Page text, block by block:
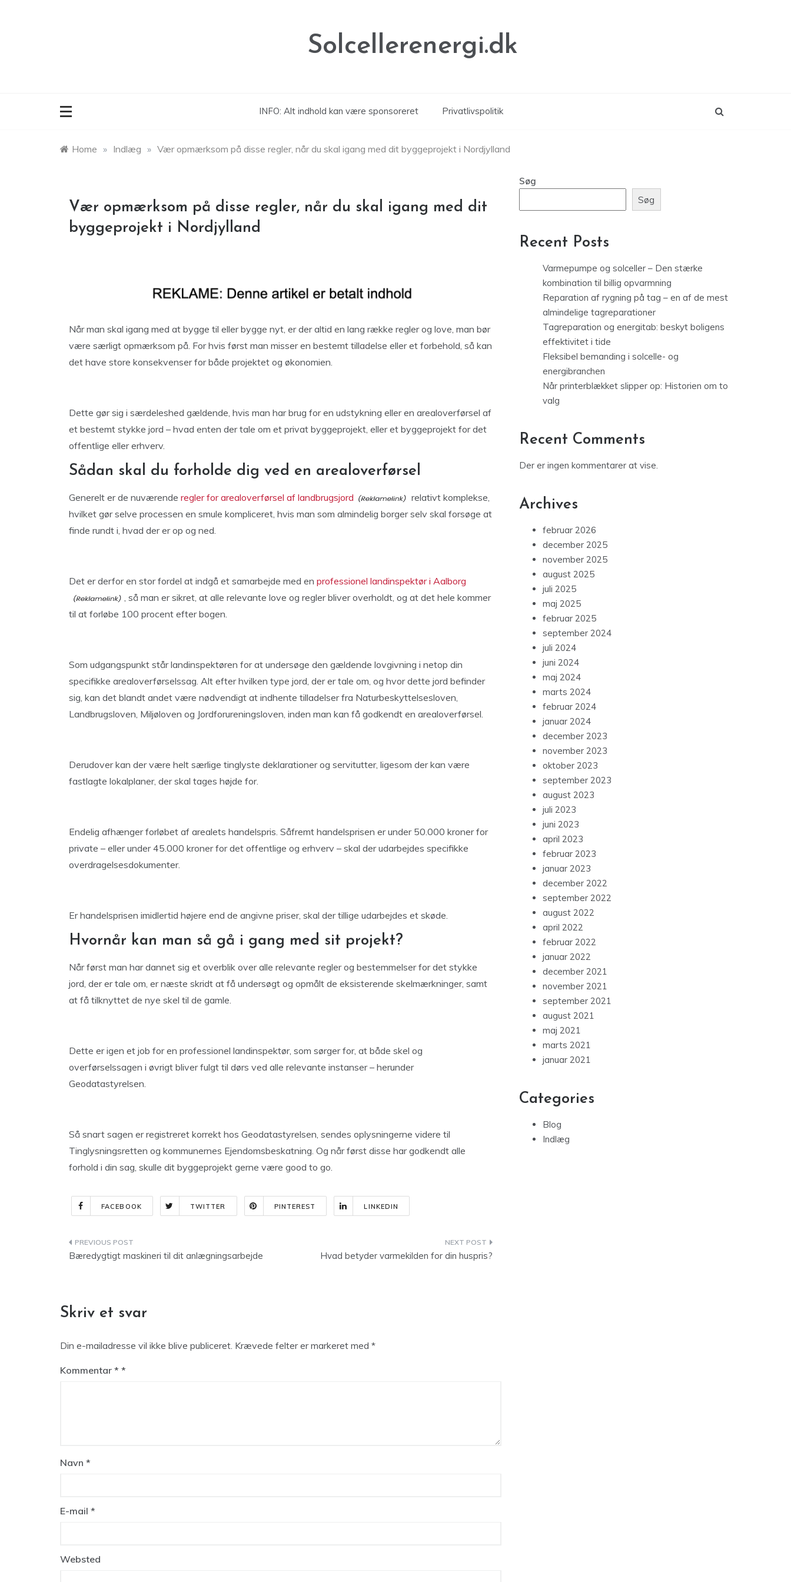
Solcellerenergi.dk
INFO: Alt indhold kan være sponsoreret Privatlivspolitik
Home » Indlæg » Vær opmærksom på disse regler, når du skal igang med dit byggeprojekt i Nordjylland
Vær opmærksom på disse regler, når du skal igang med dit
byggeprojekt i Nordjylland
Når man skal igang med at bygge til eller bygge nyt, er der altid en lang række regler og love, man bør
være særligt opmærksom på. For hvis først man misser en bestemt tilladelse eller et forbehold, så kan
det have store konsekvenser for både projektet og økonomien.
Dette gør sig i særdeleshed gældende, hvis man har brug for en udstykning eller en arealoverførsel af
et bestemt stykke jord – hvad enten der tale om et privat byggeprojekt, eller et byggeprojekt for det
offentlige eller erhverv.
Sådan skal du forholde dig ved en arealoverførsel
Generelt er de nuværende regler for arealoverførsel af landbrugsjord
relativt komplekse,
hvilket gør selve processen en smule kompliceret, hvis man som almindelig borger selv skal forsøge at
finde rundt i, hvad der er op og ned.
Det er derfor en stor fordel at indgå et samarbejde med en professionel landinspektør i Aalborg
, så man er sikret, at alle relevante love og regler bliver overholdt, og at det hele kommer
til at forløbe 100 procent efter bogen.
Som udgangspunkt står landinspektøren for at undersøge den gældende lovgivning i netop din
specifikke arealoverførselssag. Alt efter hvilken type jord, der er tale om, og hvor dette jord befinder
sig, kan det blandt andet være nødvendigt at indhente tilladelser fra Naturbeskyttelsesloven,
Landbrugsloven, Miljøloven og Jordforureningsloven, inden man kan få godkendt en arealoverførsel.
Derudover kan der være helt særlige tinglyste deklarationer og servitutter, ligesom der kan være
fastlagte lokalplaner, der skal tages højde for.
Endelig afhænger forløbet af arealets handelspris. Såfremt handelsprisen er under 50.000 kroner for
private – eller under 45.000 kroner for det offentlige og erhverv – skal der udarbejdes specifikke
overdragelsesdokumenter.
Er handelsprisen imidlertid højere end de angivne priser, skal der tillige udarbejdes et skøde.
Hvornår kan man så gå i gang med sit projekt?
Når først man har dannet sig et overblik over alle relevante regler og bestemmelser for det stykke
jord, der er tale om, er næste skridt at få undersøgt og opmålt de eksisterende skelmærkninger, samt
at få tilknyttet de nye skel til de gamle.
Dette er igen et job for en professionel landinspektør, som sørger for, at både skel og
overførselssagen i øvrigt bliver fulgt til dørs ved alle relevante instanser – herunder
Geodatastyrelsen.
Så snart sagen er registreret korrekt hos Geodatastyrelsen, sendes oplysningerne videre til
Tinglysningsretten og kommunernes Ejendomsbeskatning. Og når først disse har godkendt alle
forhold i din sag, skulle dit byggeprojekt gerne være good to go.
FACEBOOK TWITTER PINTEREST LINKEDIN
Indlægsnavigation
Bæredygtigt maskineri til dit anlægningsarbejde Hvad betyder varmekilden for din huspris?
Skriv et svar
Din e-mailadresse vil ikke blive publiceret. Krævede felter er markeret med *
Kommentar *
Navn *
E-mail *
Websted
Søg
Søg
Recent Posts
Varmepumpe og solceller – Den stærke
kombination til billig opvarmning
Reparation af rygning på tag – en af de mest
almindelige tagreparationer
Tagreparation og energitab: beskyt boligens
effektivitet i tide
Fleksibel bemanding i solcelle- og
energibranchen
Når printerblækket slipper op: Historien om to
valg
Recent Comments
Der er ingen kommentarer at vise.
Archives
februar 2026
december 2025
november 2025
august 2025
juli 2025
maj 2025
februar 2025
september 2024
juli 2024
juni 2024
maj 2024
marts 2024
februar 2024
januar 2024
december 2023
november 2023
oktober 2023
september 2023
august 2023
juli 2023
juni 2023
april 2023
februar 2023
januar 2023
december 2022
september 2022
august 2022
april 2022
februar 2022
januar 2022
december 2021
november 2021
september 2021
august 2021
maj 2021
marts 2021
januar 2021
Categories
Blog
Indlæg